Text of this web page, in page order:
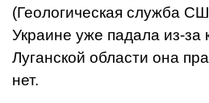
(Геологическая служба
Украине уже падала из-за
Луганской области она
нет.